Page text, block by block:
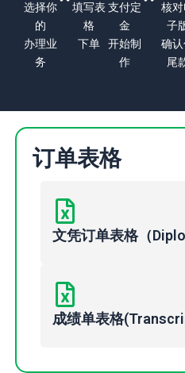
选择你
的
办理业
务
填写表
格
下单
支付定
金
开始制
作
核
子
确
尾
订单表格
文凭订单表格（
成绩单表格